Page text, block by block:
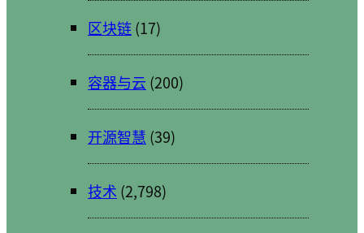
区块链(17)
容器与云 (200)
开源智慧 (39)
技术 (2,798)